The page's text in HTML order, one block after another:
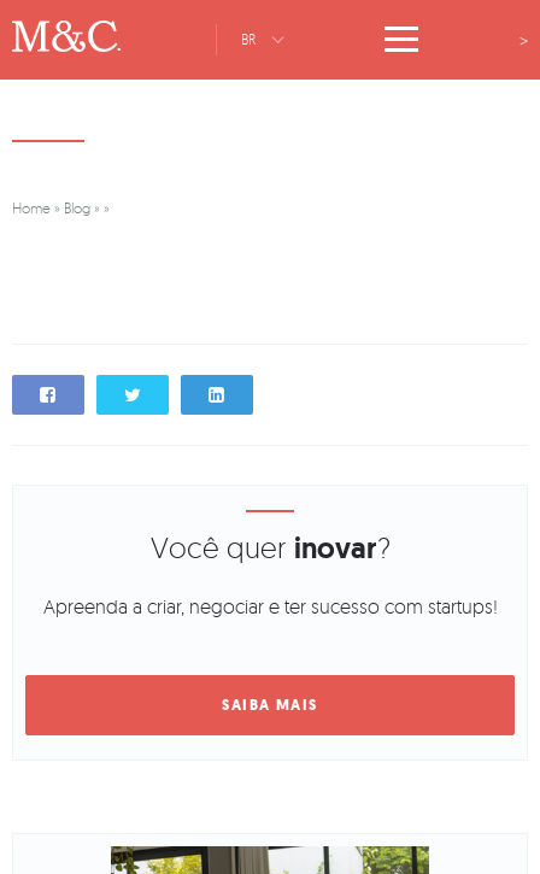
BR >
Home » Blog » »
Você quer inovar?
Apreenda a criar, negociar e ter sucesso com startups!